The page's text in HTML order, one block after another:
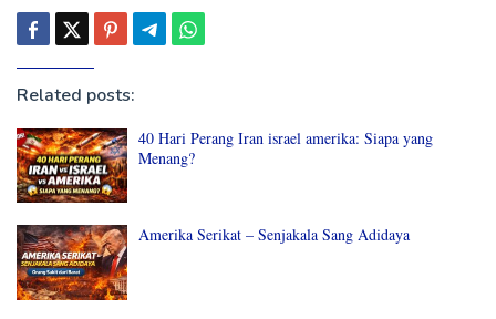
Related posts:
40 Hari Perang Iran israel amerika: Siapa yang
Menang?
Amerika Serikat – Senjakala Sang Adidaya